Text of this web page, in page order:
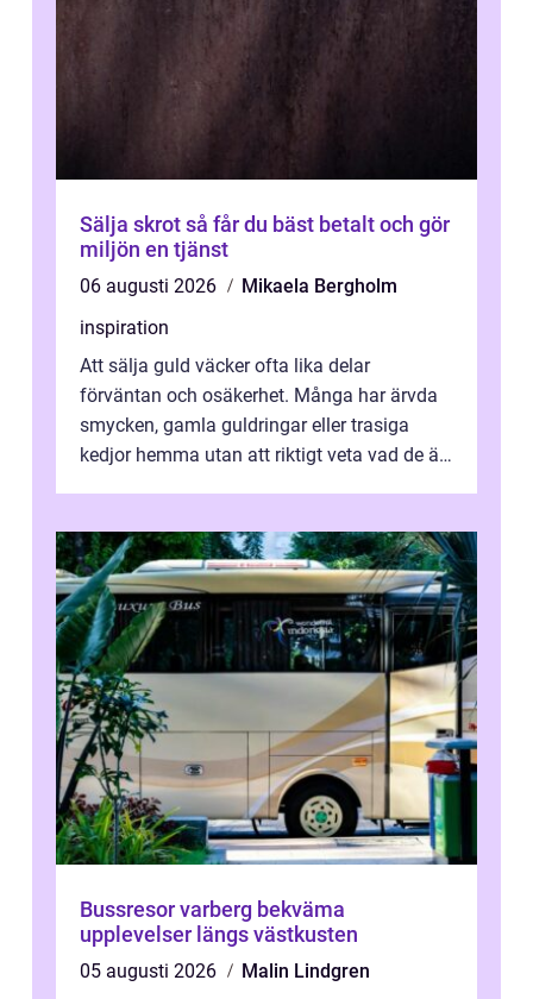
Sälja skrot så får du bäst betalt och gör
miljön en tjänst
06 augusti 2026
Mikaela Bergholm
inspiration
Att sälja guld väcker ofta lika delar
förväntan och osäkerhet. Många har ärvda
smycken, gamla guldringar eller trasiga
kedjor hemma utan att riktigt veta vad de är
Bussresor varberg bekväma
upplevelser längs västkusten
05 augusti 2026
Malin Lindgren